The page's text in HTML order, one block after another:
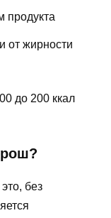
продукта
от жирности
до 200 ккал
без